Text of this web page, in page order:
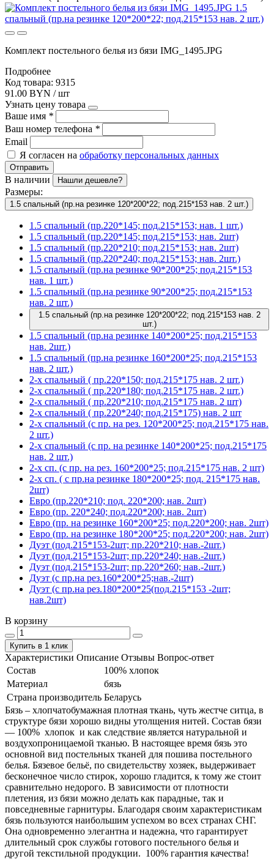
Комплект постельного белья из бязи IMG_1495.JPG
Подробнее
Код товара: 9315
91.00 BYN / шт
Узнать цену товара
Ваше имя *
Ваш номер телефона *
Email
Я согласен на обработку персональных данных
Отправить
В наличии Нашли дешевле?
Размеры:
1.5 спальный (пр.на резинке 120*200*22; под.215*153 нав. 2 шт.)
1.5 спальный (пр.220*145; под.215*153; нав. 1 шт.)
1.5 спальный (пр.220*145; под.215*153; нав. 2шт)
1.5 спальный (пр.220*210; под.215*153; нав. 2шт)
1.5 спальный (пр.220*240; под.215*153; нав. 2шт.)
1.5 спальный (пр.на резинке 90*200*25; под.215*153
нав. 1 шт.)
1.5 спальный (пр.на резинке 90*200*25; под.215*153
нав. 2 шт.)
1.5 спальный (пр.на резинке 120*200*22; под.215*153 нав. 2
шт.)
1.5 спальный (пр.на резинке 140*200*25; под.215*153
нав. 2шт.)
1.5 спальный (пр.на резинке 160*200*25; под.215*153
нав. 2 шт.)
2-х спальный ( пр.220*150; под.215*175 нав. 2 шт.)
2-х спальный ( пр.220*180; под.215*175 нав. 2 шт.)
2-х спальный ( пр.220*210; под.215*175 нав. 2 шт)
2-х спальный ( пр.220*240; под.215*175) нав. 2 шт
2-х спальный (с пр. на рез. 120*200*25; под.215*175 нав.
2 шт.)
2-х спальный (с пр. на резинке 140*200*25; под.215*175
нав. 2 шт.)
2-х сп. (с пр. на рез. 160*200*25; под.215*175 нав. 2 шт)
2-х сп. ( с пр.на резинке 180*200*25; под. 215*175 нав.
2шт)
Евро (пр.220*210; под. 220*200; нав. 2шт)
Евро (пр. 220*240; под.220*200; нав. 2шт)
Евро (пр. на резинке 160*200*25; под.220*200; нав. 2шт)
Евро (пр. на резинке 180*200*25; под.220*200; нав. 2шт)
Дуэт (под.215*153-2шт; пр.220*210; нав.-2шт.)
Дуэт (под.215*153-2шт; пр.220*240; нав.-2шт.)
Дуэт (под.215*153-2шт; пр.220*260; нав.-2шт.)
Дуэт (с пр.на рез.160*200*25;нав.-2шт)
Дуэт (с пр.на рез.180*200*25(под.215*153 -2шт;
нав.2шт)
В корзину
Купить в 1 клик
Характеристики Описание Отзывы Вопрос-ответ
Состав
100% хлопок
Материал
бязь
Страна производитель Беларусь
Бязь – хлопчатобумажная плотная ткань, чуть жестче ситца, в
структуре бязи хорошо видны утолщения нитей. Состав бязи
― 100% хлопок и как следствие является натуральной и
воздухопроницаемой тканью. В настоящее время бязь это
основной вид постельных тканей для пошива постельного
белья. Бязевое бельё, по свидетельству хозяек, выдерживает
бесконечное число стирок, хорошо гладится, к тому же стоит
сравнительно недорого. В зависимости от плотности
плетения, из бязи можно делать как парадные, так и
повседневные гарнитуры. Благодаря своим характеристикам
бязь пользуются наибольшим успехом во всех странах СНГ.
Она одновременно элегантна и надежна, что гарантирует
длительный срок службы готового постельного белья и
другой текстильной продукции. 100% гарантия качества!